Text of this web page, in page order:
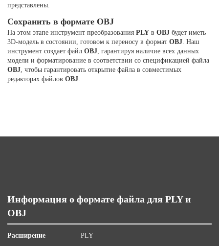
представлены.
Сохранить в формате OBJ
На этом этапе инструмент преобразования PLY в OBJ будет иметь
3D-модель в состоянии, готовом к переносу в формат OBJ. Наш
инструмент создает файл OBJ, гарантируя наличие всех данных
модели и форматирование в соответствии со спецификацией файла
OBJ, чтобы гарантировать открытие файла в совместимых
редакторах файлов OBJ.
Информация о формате файла для PLY и
OBJ
Расширение
PLY